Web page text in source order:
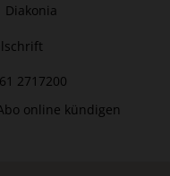
Diakonia
2717200
online kündigen